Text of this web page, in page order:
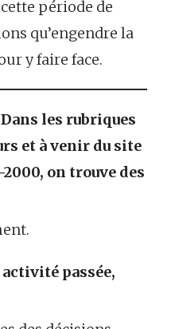
période de
qu’engendre la
y faire face.
Dans les rubriques
et à venir du site
on trouve des
passée,